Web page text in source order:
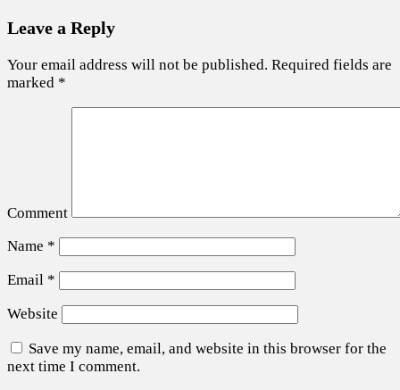
Leave a Reply
Your email address will not be published. Required fields are
marked *
Comment
Name *
Email *
Website
Save my name, email, and website in this browser for the
next time I comment.